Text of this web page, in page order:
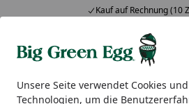
Unsere Seite verwendet Cookies
Technologien, um die
Kauf auf Rechnung (10
Alle Produkte
Mein Konto
Suchen